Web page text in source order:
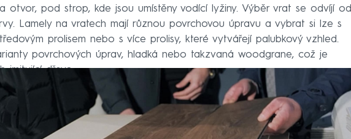
otvor, pod strop, kde jsou umístěny vodící lyžiny. Výběr vrat se odvíjí od
Lamely na vratech mají různou povrchovou úpravu a vybrat si lze s
prolisem nebo s více prolisy, které vytvářejí palubkový vzhled.
povrchových úprav, hladká nebo takzvaná woodgrane, což je
imitující dřevo.